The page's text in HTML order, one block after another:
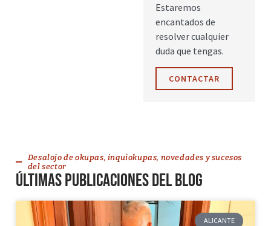
Estaremos
encantados de
resolver cualquier
duda que tengas.
CONTACTAR
Desalojo de okupas, inquiokupas, novedades y sucesos
del sector
Últimas publicaciones del blog
ALICANTE